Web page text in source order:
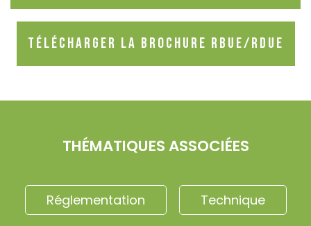
TÉLÉCHARGER LA BROCHURE RBUE/RDUE
THÉMATIQUES ASSOCIÉES
Réglementation Technique